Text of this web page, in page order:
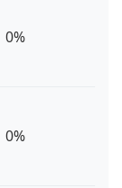
0%
0%